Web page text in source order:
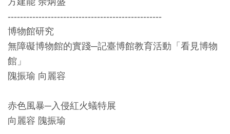
回
首
頁
友
善
措
--------------------------------------------------
博物館研究
無障礙博物館的實踐─記臺博館教育活動「看見博物
館」
隗振瑜 向麗容
赤色風暴─入侵紅火蟻特展
向麗容 隗振瑜